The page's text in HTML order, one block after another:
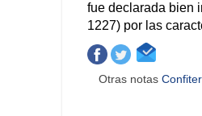
fue declarada bien
1227) por las
Otras notas